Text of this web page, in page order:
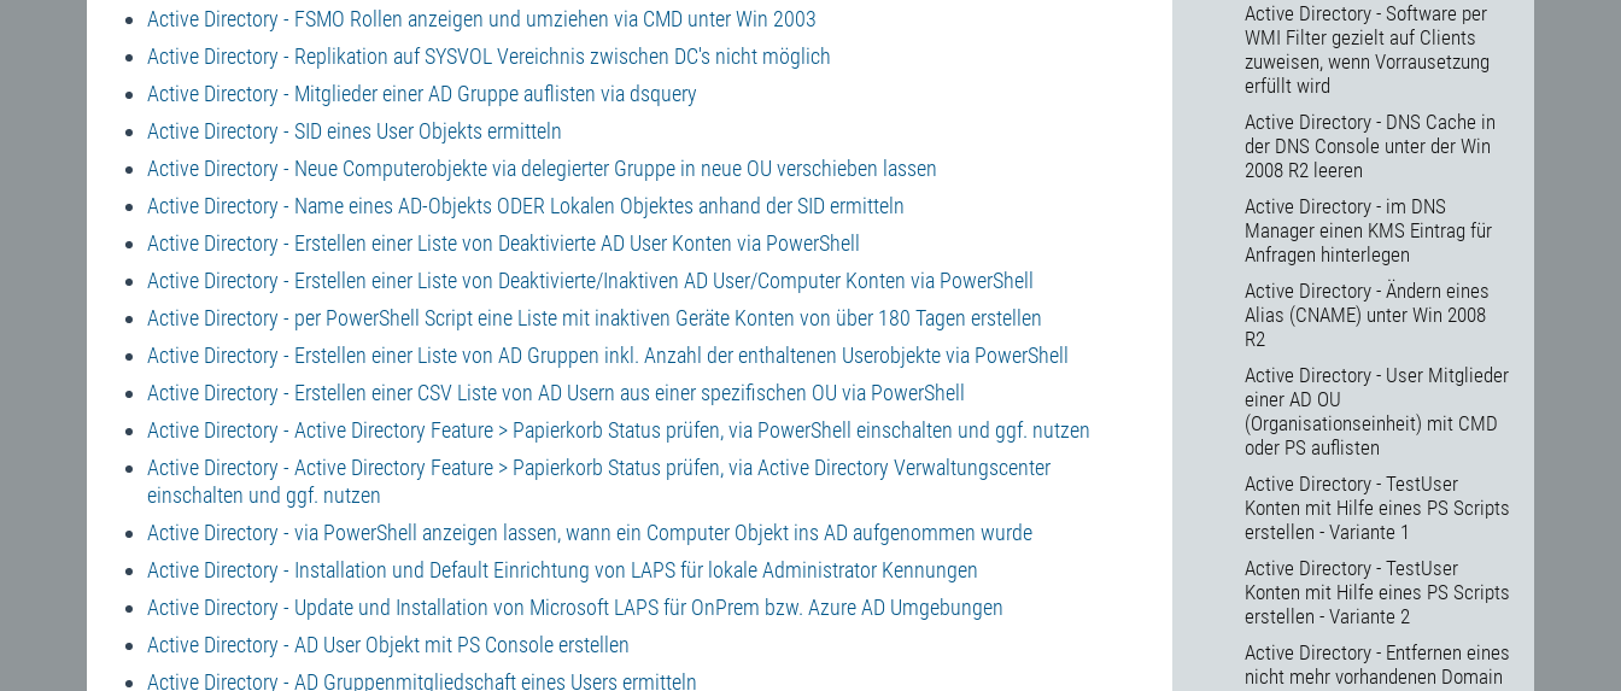
Active Directory - FSMO Rollen anzeigen und umziehen via CMD unter Win 2003
Active Directory - Replikation auf SYSVOL Vereichnis zwischen DC's nicht möglich
Active Directory - Mitglieder einer AD Gruppe auflisten via dsquery
Active Directory - SID eines User Objekts ermitteln
Active Directory - Neue Computerobjekte via delegierter Gruppe in neue OU verschieben lassen
Active Directory - Name eines AD-Objekts ODER Lokalen Objektes anhand der SID ermitteln
Active Directory - Erstellen einer Liste von Deaktivierte AD User Konten via PowerShell
Active Directory - Erstellen einer Liste von Deaktivierte/Inaktiven AD User/Computer Konten via PowerShell
Active Directory - per PowerShell Script eine Liste mit inaktiven Geräte Konten von über 180 Tagen erstellen
Active Directory - Erstellen einer Liste von AD Gruppen inkl. Anzahl der enthaltenen Userobjekte via PowerShell
Active Directory - Erstellen einer CSV Liste von AD Usern aus einer spezifischen OU via PowerShell
Active Directory - Active Directory Feature > Papierkorb Status prüfen, via PowerShell einschalten und ggf. nutzen
Active Directory - Active Directory Feature > Papierkorb Status prüfen, via Active Directory Verwaltungscenter
einschalten und ggf. nutzen
Active Directory - via PowerShell anzeigen lassen, wann ein Computer Objekt ins AD aufgenommen wurde
Active Directory - Installation und Default Einrichtung von LAPS für lokale Administrator Kennungen
Active Directory - Update und Installation von Microsoft LAPS für OnPrem bzw. Azure AD Umgebungen
Active Directory - AD User Objekt mit PS Console erstellen
Active Directory - AD Gruppenmitgliedschaft eines Users ermitteln
Active Directory - Software per
WMI Filter gezielt auf Clients
zuweisen, wenn Vorrausetzung
erfüllt wird
Active Directory - DNS Cache in
der DNS Console unter der Win
2008 R2 leeren
Active Directory - im DNS
Manager einen KMS Eintrag für
Anfragen hinterlegen
Active Directory - Ändern eines
Alias (CNAME) unter Win 2008
R2
Active Directory - User Mitglieder
einer AD OU
(Organisationseinheit) mit CMD
oder PS auflisten
Active Directory - TestUser
Konten mit Hilfe eines PS Scripts
erstellen - Variante 1
Active Directory - TestUser
Konten mit Hilfe eines PS Scripts
erstellen - Variante 2
Active Directory - Entfernen eines
nicht mehr vorhandenen Domain